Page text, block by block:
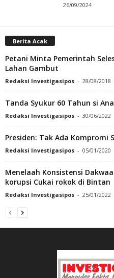
26/09/2024
Berita Acak
Petani Minta Pemerintah
Lahan Gambut
Redaksi Investigasipos - 28/08/2018
Tanda Syukur 60 Tahun si
Redaksi Investigasipos - 30/06/2022
Presiden: Tak Ada Kompromi
Redaksi Investigasipos - 05/01/2020
Menelaah Konsistensi
korupsi Cukai rokok di Bintan
Redaksi Investigasipos - 25/01/2022